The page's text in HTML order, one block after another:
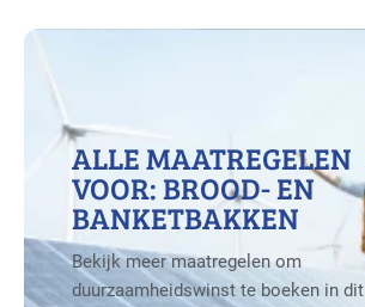
ALLE MAATREGELEN
VOOR: BROOD- EN
BANKETBAKKEN
Bekijk meer maatregelen om
duurzaamheidswinst te boeken in dit